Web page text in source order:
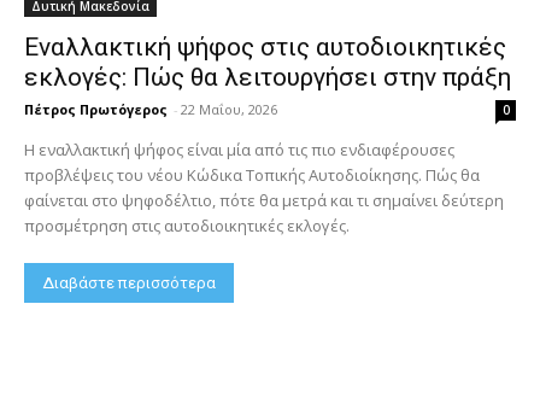
Δυτική Μακεδονία
Εναλλακτική ψήφος στις αυτοδιοικητικές
εκλογές: Πώς θα λειτουργήσει στην πράξη
Πέτρος Πρωτόγερος - 22 Μαΐου, 2026 0
Η εναλλακτική ψήφος είναι μία από τις πιο ενδιαφέρουσες
προβλέψεις του νέου Κώδικα Τοπικής Αυτοδιοίκησης. Πώς θα
φαίνεται στο ψηφοδέλτιο, πότε θα μετρά και τι σημαίνει δεύτερη
προσμέτρηση στις αυτοδιοικητικές εκλογές.
Διαβάστε περισσότερα